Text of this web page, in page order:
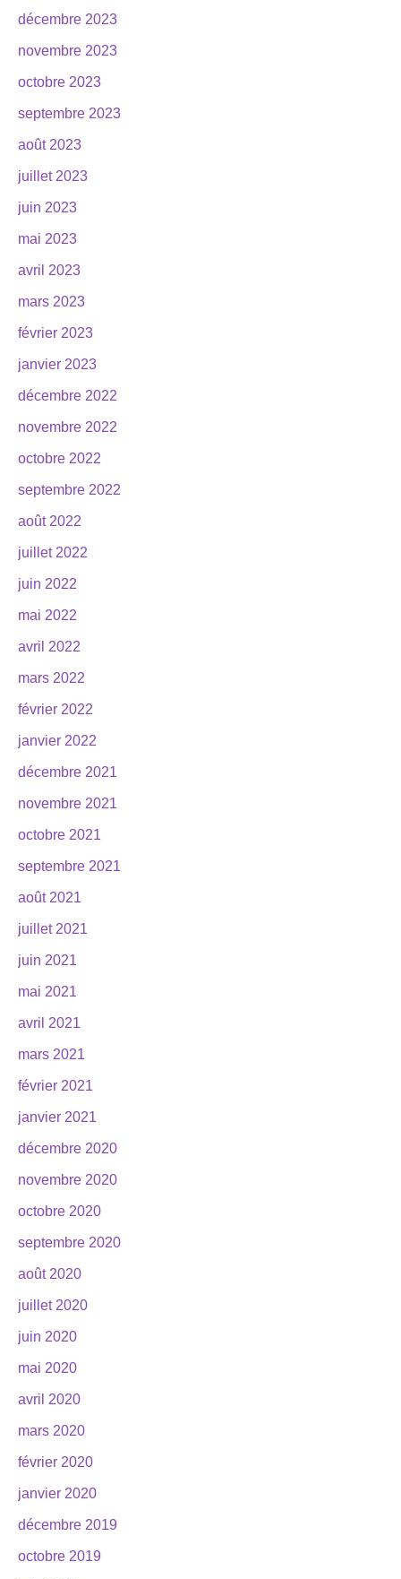
décembre 2023
novembre 2023
octobre 2023
septembre 2023
août 2023
juillet 2023
juin 2023
mai 2023
avril 2023
mars 2023
février 2023
janvier 2023
décembre 2022
novembre 2022
octobre 2022
septembre 2022
août 2022
juillet 2022
juin 2022
mai 2022
avril 2022
mars 2022
février 2022
janvier 2022
décembre 2021
novembre 2021
octobre 2021
septembre 2021
août 2021
juillet 2021
juin 2021
mai 2021
avril 2021
mars 2021
février 2021
janvier 2021
décembre 2020
novembre 2020
octobre 2020
septembre 2020
août 2020
juillet 2020
juin 2020
mai 2020
avril 2020
mars 2020
février 2020
janvier 2020
décembre 2019
octobre 2019